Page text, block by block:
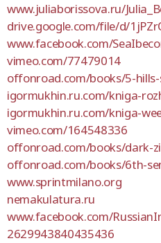
www.juliaborissova.ru/
drive.google.com/file/d/
www.facebook.com/
vimeo.com/77479014
offonroad.com/books/5-
igormukhin.ru.com/kniga-
igormukhin.ru.com/kniga-
vimeo.com/164548336
offonroad.com/books/dark-
offonroad.com/books/6th-
www.sprintmilano.org
nemakulatura.ru
www.facebook.com/
2629943840435436